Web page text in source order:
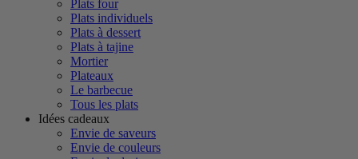
Plats four
Plats individuels
Plats à dessert
Plats à tajine
Mortier
Plateaux
Le barbecue
Tous les plats
Idées cadeaux
Envie de saveurs
Envie de couleurs